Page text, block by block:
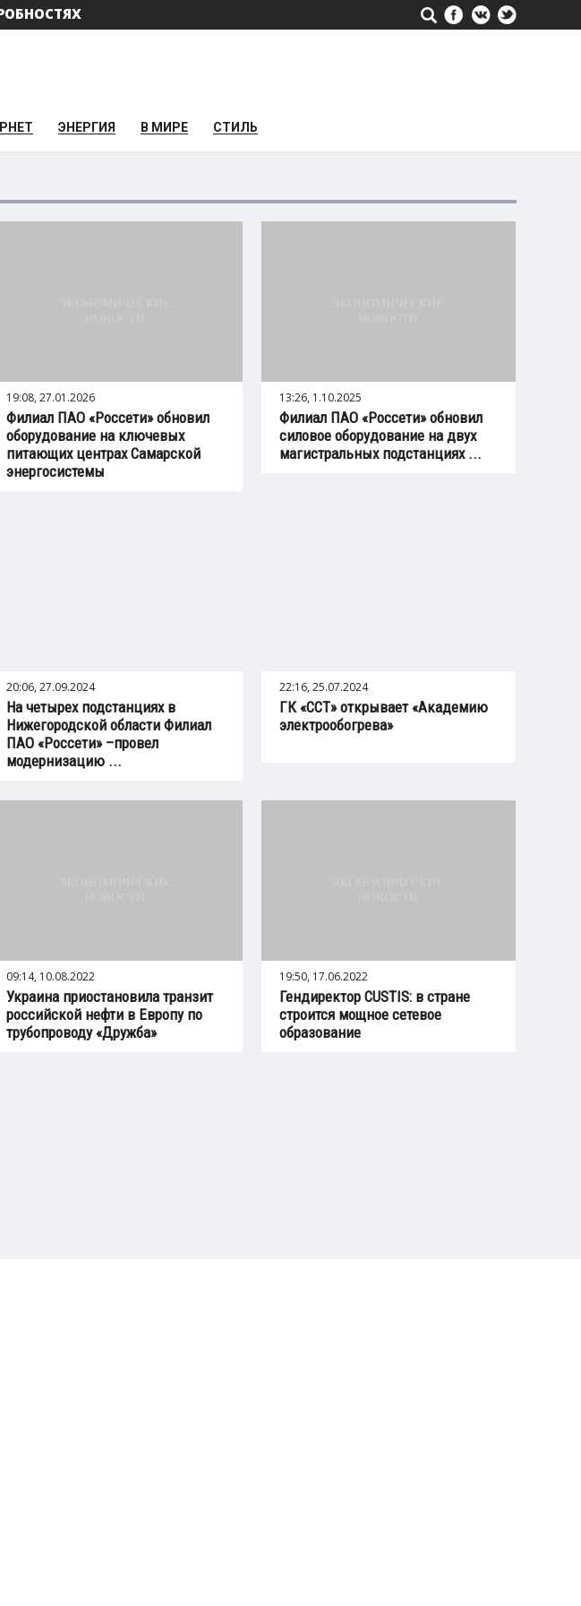
ЭНЕРГИЯ В МИРЕ СТИЛЬ
19:08, 27.01.2026
Филиал ПАО «Россети» обновил
оборудование на ключевых
питающих центрах Самарской
энергосистемы
13:26, 1.10.2025
Филиал ПАО «Россети» обновил
силовое оборудование на двух
магистральных подстанциях ...
20:06, 27.09.2024
На четырех подстанциях в
Нижегородской области Филиал
ПАО «Россети» –провел
модернизацию ...
22:16, 25.07.2024
ГК «ССТ» открывает «Академию
электрообогрева»
09:14, 10.08.2022
Украина приостановила транзит
российской нефти в Европу по
трубопроводу «Дружба»
19:50, 17.06.2022
Гендиректор CUSTIS: в стране
строится мощное сетевое
образование